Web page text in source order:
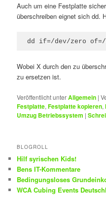
Auch um eine Festplatte
überschreiben eignet sich dd.
dd if=/dev/zero of=/
Wobei X durch den zu
zu ersetzen ist.
Veröffentlicht unterAllgemein |
Festplatte,Festplatte kopieren,
Umzug Betriebssystem |
BLOGROLL
Hilf syrischen Kids!
Bens IT-Kommentare
Bedingungsloses
WCA Cubing Events